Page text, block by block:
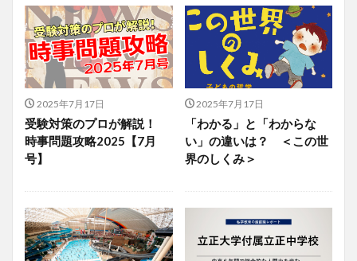
2025年7月17日
受験対策のプロが解説！
時事問題攻略2025【7月
号】
2025年7月17日
「わかる」と「わからな
い」の違いは？ ＜この世
界のしくみ＞